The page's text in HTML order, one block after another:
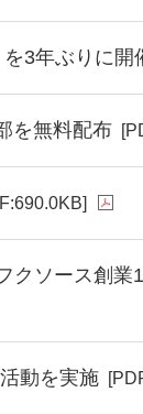
3年ぶりに開
を無料配布
クソース創
動を実施